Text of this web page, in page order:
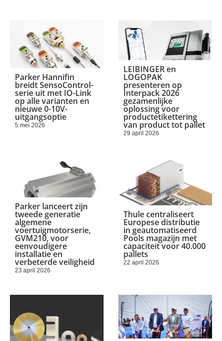
Parker Hannifin
breidt SensoControl-
serie uit met IO-Link
op alle varianten en
nieuwe 0-10V-
uitgangsoptie
5 mei 2026
LEIBINGER en
LOGOPAK
presenteren op
Interpack 2026
gezamenlijke
oplossing voor
productetikettering
van product tot pallet
29 april 2026
Parker lanceert zijn
tweede generatie
algemene
voertuigmotorserie,
GVM210, voor
eenvoudigere
installatie en
verbeterde veiligheid
23 april 2026
Thule centraliseert
Europese distributie
in geautomatiseerd
Pools magazijn met
capaciteit voor 40.000
pallets
22 april 2026